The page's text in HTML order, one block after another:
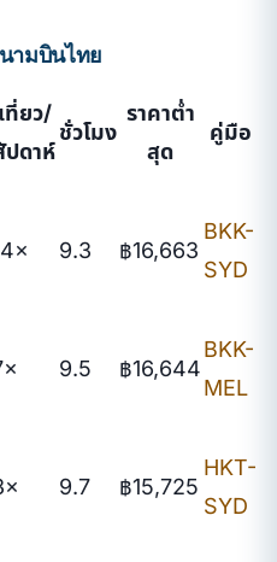
ามบินไทย
เที่ยว/
ปดาห์
ชั่วโมง
ราคาต่ำ
สุด
คู่มือ
9.3 ฿16,663
BKK-
SYD
9.5 ฿16,644
BKK-
MEL
9.7 ฿15,725
HKT-
SYD